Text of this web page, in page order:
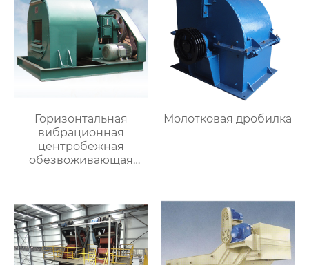
Горизонтальная
вибрационная
центробежная
обезвоживающая
Молотковая дробилка